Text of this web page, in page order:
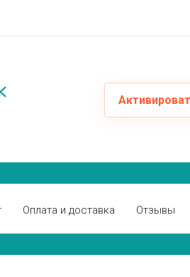
Оплата и доставка Отзывы